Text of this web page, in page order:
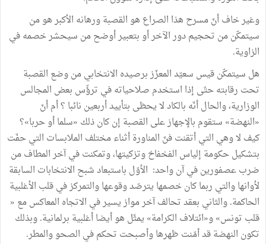
وغير خاف أنّ مسرح هذا الصراع هو القصبة ورهانه الأكبر هو من
سيتمكّن من تحجيم دور الآخر أو بتعبير أوضح من سيحشر خصمه في
الزاوية.
هل سيتمكّن قيس سعيّد المعزّز برصيده الانتخابي من وضع القصبة
تحت رقابته حتّى إذا استخدم صلاحياته في ترؤّس بعض المجالس
الوزارية، والحال أنّه بالكاد لا يحظى بتأييد أربعين نائبا ؟ أم أنّ
«النهضة» ستقوم بالإجهاز على القصبة إن كان ذلك «سلما أو حربا»؟
كيف لا وهي التي أتقنت فنّ المناورة أثناء مختلف الملابسات التي حفّت
بتشكيل حكومة إلياس الفخفاخ وتزكيتها، وتمكنت في آخر المطاف من
ضرب عصفورين في آن واحد: الأوّل باستبعاد شبح الانتخابات السابقة
لأوانها والتي ربما كان خصمها يترصّد وقوعها والتمركز في قلب الأغلبية
الحاكمة. والثاني بعقد تحالف آخر مواز يسير في الاتجاه المعاكس مع «
قلب تونس» و«ائتلاف الكرامة» يمثّل هو أيضا أغلبية برلمانية. وبذلك
تكون النهضة قد أمّنت ظهرها وأصبحت تحكم في الصحو والمطر.